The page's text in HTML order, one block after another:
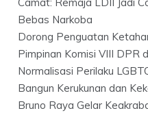
Bebas Narkoba
Dorong Penguatan
Pimpinan Komisi VIII DPR
Normalisasi Perilaku
Bangun Kerukunan dan
Bruno Raya Gelar